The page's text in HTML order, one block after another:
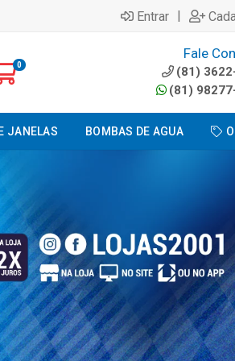
Entrar |
0
Fale
(81)
(81)
JANELAS BOMBAS DE AGUA